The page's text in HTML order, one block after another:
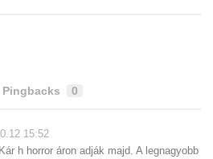
Pingbacks 0
15:52
h horror áron adják majd. A legnagyobb